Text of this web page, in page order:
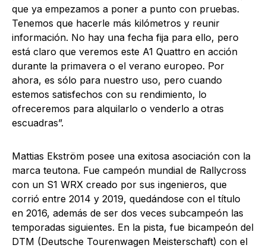
que ya empezamos a poner a punto con pruebas.
Tenemos que hacerle más kilómetros y reunir
información. No hay una fecha fija para ello, pero
está claro que veremos este A1 Quattro en acción
durante la primavera o el verano europeo. Por
ahora, es sólo para nuestro uso, pero cuando
estemos satisfechos con su rendimiento, lo
ofreceremos para alquilarlo o venderlo a otras
escuadras”.
Mattias Ekström posee una exitosa asociación con la
marca teutona. Fue campeón mundial de Rallycross
con un S1 WRX creado por sus ingenieros, que
corrió entre 2014 y 2019, quedándose con el título
en 2016, además de ser dos veces subcampeón las
temporadas siguientes. En la pista, fue bicampeón del
DTM (Deutsche Tourenwagen Meisterschaft) con el